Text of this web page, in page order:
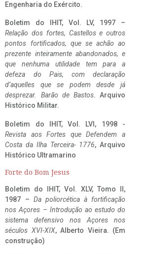
Engenharia do Exército.
Boletim do IHIT, Vol. LV, 1997 –
Relação dos fortes, Castellos e outros
pontos fortificados, que se achão ao
prezente inteiramente abandonados, e
que nenhuma utilidade tem para a
defeza do Pais, com declaração
d’aquelles que se podem desde já
desprezar. Barão de Bastos. Arquivo
Histórico Militar.
Boletim do IHIT, Vol. LVI, 1998 -
Revista aos Fortes que Defendem a
Costa da Ilha Terceira- 1776, Arquivo
Histórico Ultramarino
Forte do Bom Jesus
Boletim do IHIT, Vol. XLV, Tomo II,
1987 – Da poliorcética à fortificação
nos Açores – Introdução ao estudo do
sistema defensivo nos Açores nos
séculos XVI-XIX, Alberto Vieira. (Em
construção)